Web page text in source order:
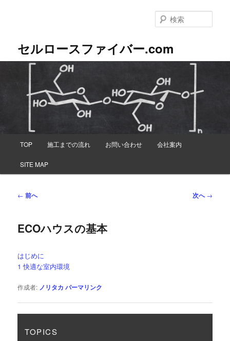
テ
へ
セルロースファイバー.com
索
メ
TOP 施工までの流れ お問い合わせ 会社案内
SITE MAP
投
ビ
シ
ョ
← 前へ 次へ→
ECOハウスの基本
はじめに
1 快適な室内環境
作成者: ノリタカ パーマリンク
TOPICS